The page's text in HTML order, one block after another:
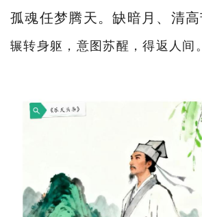
孤魂任梦腾天。缺暗月、清高
辗转身躯，意图苏醒，得返人间。